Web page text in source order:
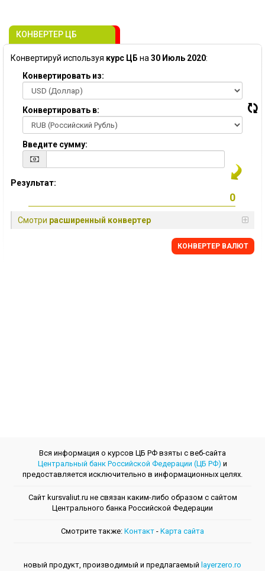
КОНВЕРТЕР ЦБ
Конвертируй используя курс ЦБ на 30 Июль 2020:
Конвертировать из:
Конвертировать в:
Введите сумму:
Результат:
Смотри расширенный конвертер
КОНВЕРТЕР ВАЛЮТ
Вся информация о курсов ЦБ РФ взяты с веб-сайта
Центральный банк Российской Федерации (ЦБ РФ) и
предоставляется исключительно в информационных целях.
Сайт kursvaliut.ru не связан каким-либо образом с сайтом
Центрального банкa Российской Федерации
Смотрите также: Контакт - Kарта сайта
новый продукт, производимый и предлагаемый layerzero.ro